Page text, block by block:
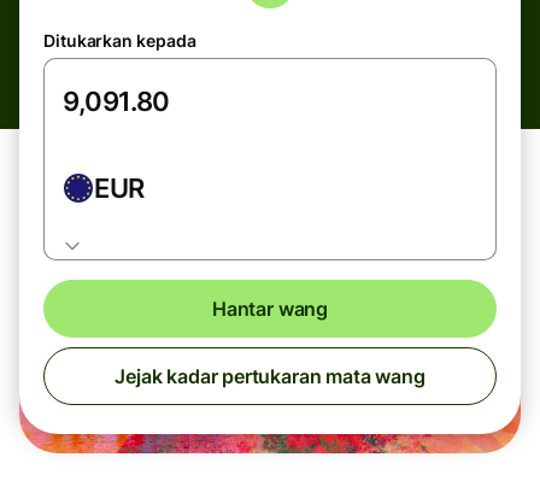
Ditukarkan kepada
EUR
Hantar wang
Jejak kadar pertukaran mata wang